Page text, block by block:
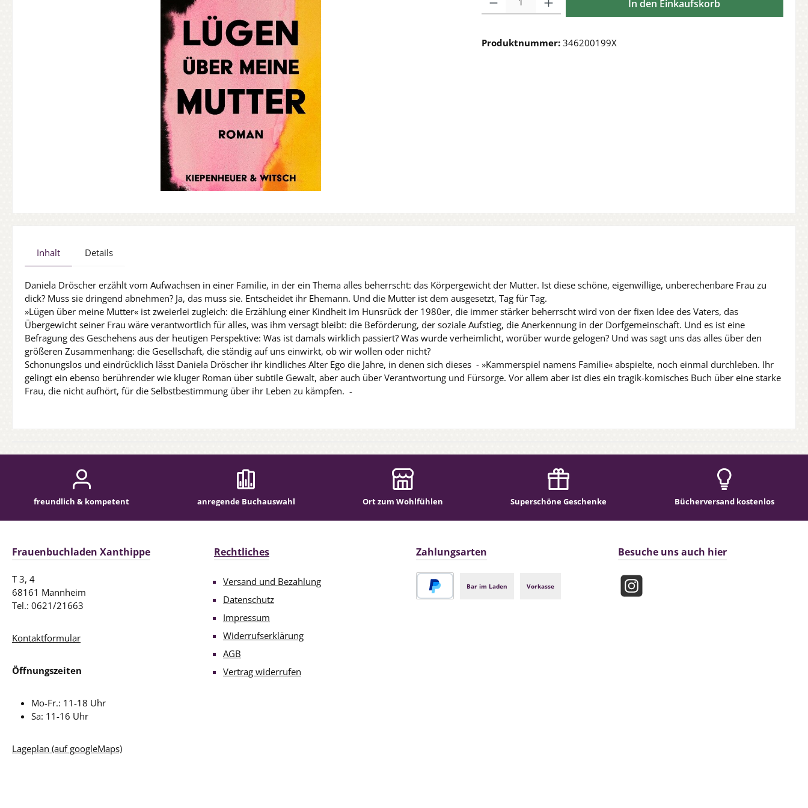
In den Einkaufskorb
Produktnummer: 346200199X
Inhalt Details
Daniela Dröscher erzählt vom Aufwachsen in einer Familie, in der ein Thema alles beherrscht: das Körpergewicht der Mutter. Ist diese schöne, eigenwillige, unberechenbare Frau zu
dick? Muss sie dringend abnehmen? Ja, das muss sie. Entscheidet ihr Ehemann. Und die Mutter ist dem ausgesetzt, Tag für Tag.
»Lügen über meine Mutter« ist zweierlei zugleich: die Erzählung einer Kindheit im Hunsrück der 1980er, die immer stärker beherrscht wird von der fixen Idee des Vaters, das
Übergewicht seiner Frau wäre verantwortlich für alles, was ihm versagt bleibt: die Beförderung, der soziale Aufstieg, die Anerkennung in der Dorfgemeinschaft. Und es ist eine
Befragung des Geschehens aus der heutigen Perspektive: Was ist damals wirklich passiert? Was wurde verheimlicht, worüber wurde gelogen? Und was sagt uns das alles über den
größeren Zusammenhang: die Gesellschaft, die ständig auf uns einwirkt, ob wir wollen oder nicht?
Schonungslos und eindrücklich lässt Daniela Dröscher ihr kindliches Alter Ego die Jahre, in denen sich dieses - »Kammerspiel namens Familie« abspielte, noch einmal durchleben. Ihr
gelingt ein ebenso berührender wie kluger Roman über subtile Gewalt, aber auch über Verantwortung und Fürsorge. Vor allem aber ist dies ein tragik-komisches Buch über eine starke
Frau, die nicht aufhört, für die Selbstbestimmung über ihr Leben zu kämpfen. -
freundlich & kompetent anregende Buchauswahl Ort zum Wohlfühlen Superschöne Geschenke Bücherversand kostenlos
Rechtliches
Versand und Bezahlung
Datenschutz
Impressum
Widerrufserklärung
AGB
Vertrag widerrufen
Zahlungsarten
Vorkasse
Bar im Laden
Besuche uns auch hier
Instagram
Frauenbuchladen Xanthippe
T 3, 4
68161 Mannheim
Tel.: 0621/21663
Kontaktformular
Öffnungszeiten
Mo-Fr.: 11-18 Uhr
Sa: 11-16 Uhr
Lageplan (auf googleMaps)